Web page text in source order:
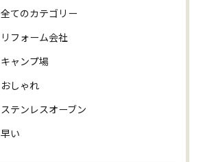
全てのカテゴリー
リフォーム会社
キャンプ場
おしゃれ
ステンレスオーブン
早い